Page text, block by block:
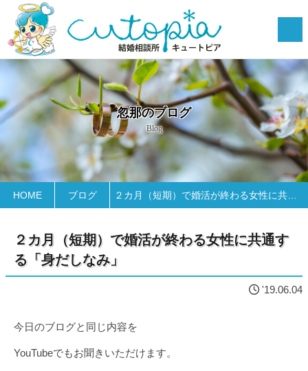
忽那のブログ
Blog
HOME ブログ ２カ月（短期）で婚活が終わる女性に共通する「身だしなみ」
２カ月（短期）で婚活が終わる女性に共通す
る「身だしなみ」
'19.06.04
今日のブログと同じ内容を
YouTubeでもお聞きいただけます。